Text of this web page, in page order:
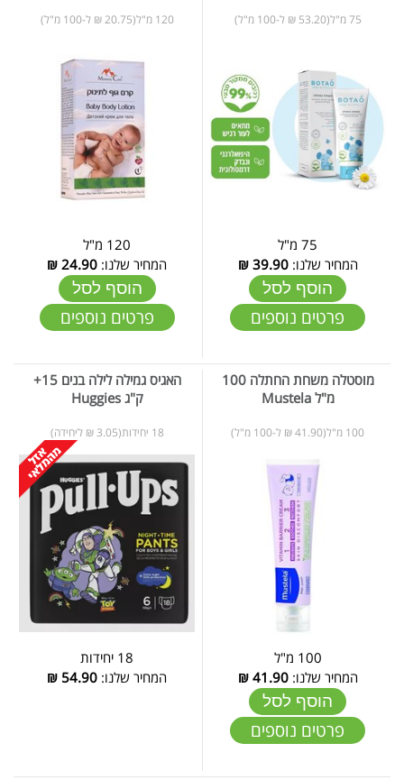
75 מ"ל(53.20 ₪ ל-100 מ"ל)
75 מ"ל
המחיר שלנו:39.90
₪
הוסף לסל
פרטים נוספים
120 מ"ל(20.75 ₪ ל-100 מ"ל)
120 מ"ל
המחיר שלנו: 24.90
₪
הוסף לסל
פרטים נוספים
מוסטלה משחת החתלה 100
מ"ל Mustela
100 מ"ל(41.90 ₪ ל-100 מ"ל)
100 מ"ל
המחיר שלנו:41.90
₪
הוסף לסל
פרטים נוספים
האגיס גמילה לילה בנים 15+
ק"ג Huggies
18 יחידות(3.05 ₪ ליחידה)
18 יחידות
המחיר שלנו: 54.90
₪